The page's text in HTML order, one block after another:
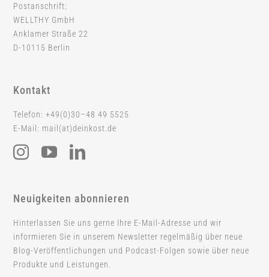
Postanschrift:
WELLTHY GmbH
Anklamer Straße 22
D-10115 Berlin
Kontakt
Telefon: +49(0)30–48 49 5525
E-Mail: mail(at)deinkost.de
Neuigkeiten abonnieren
Hinterlassen Sie uns gerne Ihre E-Mail-Adresse und wir
informieren Sie in unserem Newsletter regelmäßig über neue
Blog-Veröffentlichungen und Podcast-Folgen sowie über neue
Produkte und Leistungen.